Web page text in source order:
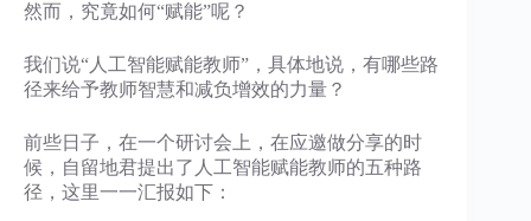
然而，究竟如何“赋能”呢？
我们说“人工智能赋能教师”，具体地说，有哪些路
径来给予教师智慧和减负增效的力量？
前些日子，在一个研讨会上，在应邀做分享的时
候，自留地君提出了人工智能赋能教师的五种路
径，这里一一汇报如下：